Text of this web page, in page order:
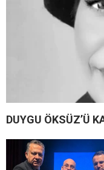
DUYGU ÖKSÜZ’Ü